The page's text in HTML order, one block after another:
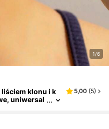
1/6
klonu i k
uniwersal
5,00 (5)